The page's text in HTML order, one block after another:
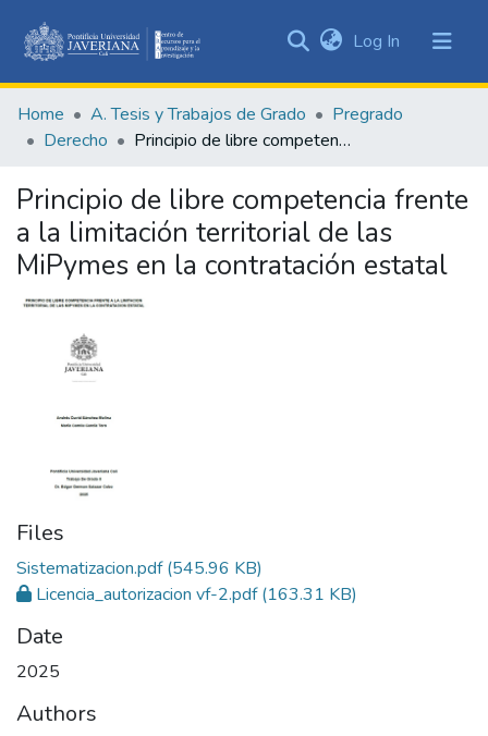
&
Collections
Statistics
Log In (current)
Home A. Tesis y Trabajos de Grado
Pregrado
Derecho
Principio de libre competencia frente a la limitación territorial de las MiPymes en la contratación estatal
Principio de libre competencia frente
a la limitación territorial de las
MiPymes en la contratación estatal
Files
Sistematizacion.pdf(545.96 KB)
Licencia_autorizacion vf-2.pdf(163.31 KB)
Date
2025
Authors